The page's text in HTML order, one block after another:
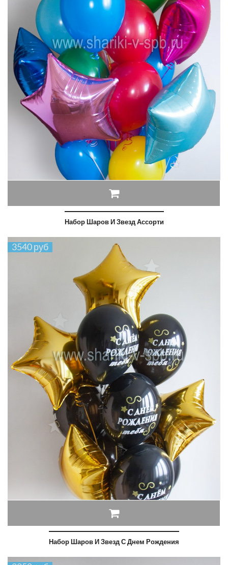
Набор Шаров И Звезд Ассорти
3540 руб
Набор Шаров И Звезд С Днем Рождения